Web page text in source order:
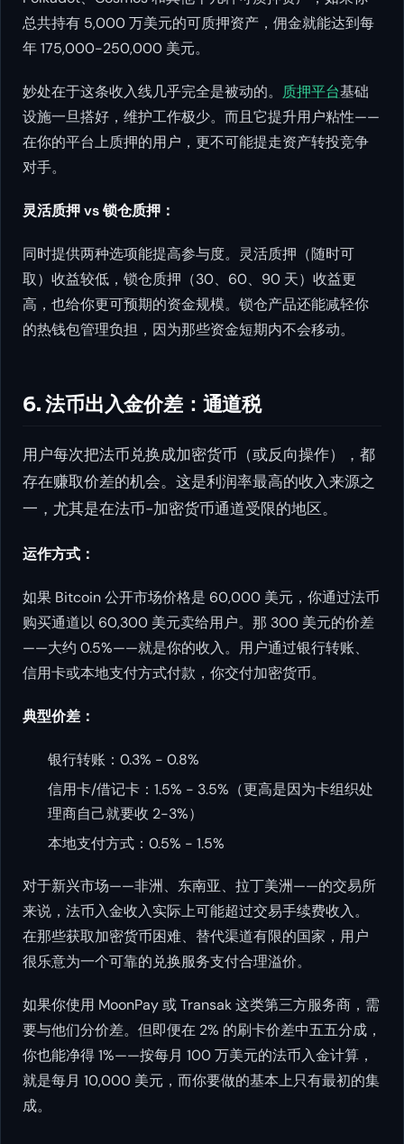
总共持有 5,000 万美元的可质押资产，佣金就能达到每
年 175,000-250,000 美元。
妙处在于这条收入线几乎完全是被动的。 质押平台基础
设施一旦搭好，维护工作极少。而且它提升用户粘性——
在你的平台上质押的用户，更不可能提走资产转投竞争
对手。
灵活质押 vs 锁仓质押：
同时提供两种选项能提高参与度。灵活质押（随时可
取）收益较低，锁仓质押（30、60、90 天）收益更
高，也给你更可预期的资金规模。锁仓产品还能减轻你
的热钱包管理负担，因为那些资金短期内不会移动。
6. 法币出入金价差：通道税
用户每次把法币兑换成加密货币（或反向操作），都
存在赚取价差的机会。这是利润率最高的收入来源之
一，尤其是在法币-加密货币通道受限的地区。
运作方式：
如果 Bitcoin 公开市场价格是 60,000 美元，你通过法币
购买通道以 60,300 美元卖给用户。那 300 美元的价差
——大约 0.5%——就是你的收入。用户通过银行转账、
信用卡或本地支付方式付款，你交付加密货币。
典型价差：
银行转账：0.3% - 0.8%
信用卡/借记卡：1.5% - 3.5%（更高是因为卡组织处
理商自己就要收 2-3%）
本地支付方式：0.5% - 1.5%
对于新兴市场——非洲、东南亚、拉丁美洲——的交易所
来说，法币入金收入实际上可能超过交易手续费收入。
在那些获取加密货币困难、替代渠道有限的国家，用户
很乐意为一个可靠的兑换服务支付合理溢价。
如果你使用 MoonPay 或 Transak 这类第三方服务商，需
要与他们分价差。但即便在 2% 的刷卡价差中五五分成，
你也能净得 1%——按每月 100 万美元的法币入金计算，
就是每月 10,000 美元，而你要做的基本上只有最初的集
成。